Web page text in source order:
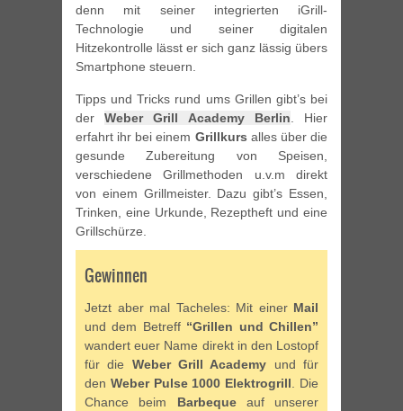
denn mit seiner integrierten iGrill-
Technologie und seiner digitalen
Hitzekontrolle lässt er sich ganz lässig übers
Smartphone steuern.
Tipps und Tricks rund ums Grillen gibt’s bei
derWeber Grill Academy Berlin. Hier
erfahrt ihr bei einem Grillkurs alles über die
gesunde Zubereitung von Speisen,
verschiedene Grillmethoden u.v.m direkt
von einem Grillmeister. Dazu gibt’s Essen,
Trinken, eine Urkunde, Rezeptheft und eine
Grillschürze.
Gewinnen
Jetzt aber mal Tacheles: Mit einer Mail
und dem Betreff “Grillen und Chillen”
wandert euer Name direkt in den Lostopf
für die Weber Grill Academy und für
den Weber Pulse 1000 Elektrogrill. Die
Chance beim Barbequeauf unserer